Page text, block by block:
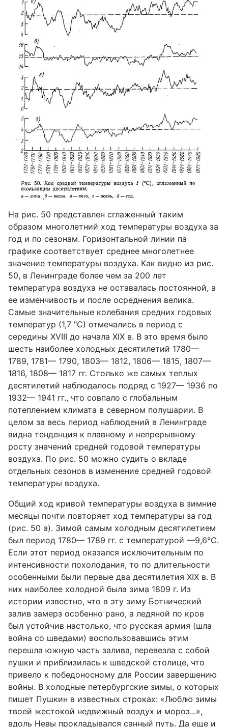
На рис. 50 представлен сглаженный таким
образом многолетний ход температуры воздуха за
год и по сезонам. Горизонтальной линии па
графике соответствует среднее многолетнее
значение температуры воздуха. Как видно из рис.
50, в Ленинграде более чем за 200 лет
температура воздуха не оставалась постоянной, а
ее изменчивость и после осреднения велика.
Самые значительные колебания средних годовых
температур (1,7 "С) отмечались в период с
середины XVIII до начала XIX в. В это время было
шесть наиболее холодных десятилетий 1780—
1789, 1781— 1790, 1803— 1812, 1806— 1815, 1807—
1816, 1808— 1817 гг. Столько же самых теплых
десятилетий наблюдалось подряд с 1927— 1936 по
1932— 1941 гг., что совпало с глобальным
потеплением климата в северном полушарии. В
целом за весь период наблюдений в Ленинграде
видна тенденция к плавному и непрерывному
росту значений средней годовой температуры
воздуха. По рис. 50 можно судить о вкладе
отдельных сезонов в изменение средней годовой
температуры воздуха.
Общий ход кривой температуры воздуха в зимние
месяцы почти повторяет ход температуры за год
(рис. 50 а). Зимой самым холодным десятилетием
был период 1780— 1789 гг. с температурой —9,6°С.
Если этот период оказался исключительным по
интенсивности похолодания, то по длительности
особенными были первые два десятилетия XIX в. В
них наиболее холодной была зима 1809 г. Из
истории известно, что в эту зиму Ботнический
залив замерз особенно рано, а ледяной по кров
был устойчив настолько, что русская армия (шла
война со шведами) воспользовавшись этим
перешла южную часть залива, перевезла с собой
пушки и приблизилась к шведской столице, что
привело к победоносному для России завершению
войны. В холодные петербургские зимы, о которых
пишет Пушкин в известных строках: «Люблю зимы
твоей жестокой недвижный воздух и мороз...»,
вдоль Невы прокладывался санный путь. Да еще и